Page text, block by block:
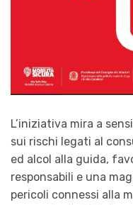
L’iniziativa mira a
sui rischi legati al
ed alcol alla guida,
responsabili e una
pericoli connessi alla